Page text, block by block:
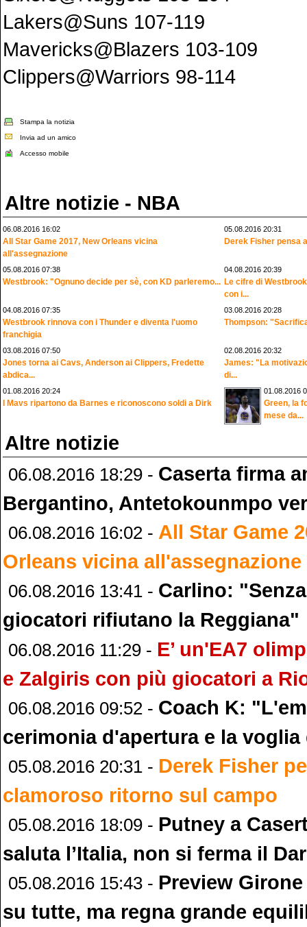
Lakers@Suns 107-119
Mavericks@Blazers 103-109
Clippers@Warriors 98-114
Stampa la notizia
Invia ad un amico
Accesso mobile
Altre notizie - NBA
06.08.2016 16:02
All Star Game 2017, New Orleans vicina
all'assegnazione
05.08.2016 20:31
Derek Fisher pensa
05.08.2016 07:38
Westbrook: "Ognuno decide per sè, con KD parleremo...
04.08.2016 20:39
Le cifre di
con i...
04.08.2016 07:35
Westbrook rinnova con i Thunder e diventa l'uomo
franchigia
03.08.2016 20:28
Thompson:
03.08.2016 07:50
Jones torna ai Cavs, Anderson ai Clippers, Fredette
abdica...
02.08.2016 20:32
James: "La
di...
01.08.2016 20:24
I Mavs ripartono da Barnes e riconoscono soldi a Dirk
01.08.2016
Green, la
mese da...
Altre notizie
06.08.2016 18:29 - Caserta firma
Bergantino, Antetokounmpo
06.08.2016 16:02 - All Star Game
Orleans vicina all'assegnazione
06.08.2016 13:41 - Carlino:
giocatori rifiutano la Reggiana"
06.08.2016 11:29 - E’ un'EA7
e Zalgiris con più giocatori a
06.08.2016 09:52 - Coach K:
cerimonia d'apertura e la
05.08.2016 20:31 - Derek Fisher
clamoroso ritorno sul campo
05.08.2016 18:09 - Putney a
saluta l’Italia, non si ferma il
05.08.2016 15:43 - Preview
su tutte, ma regna grande